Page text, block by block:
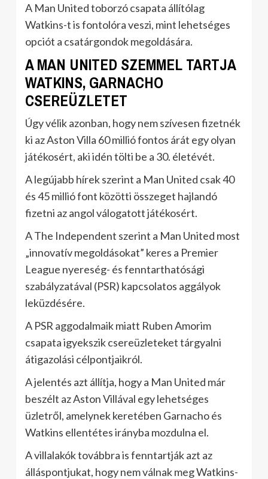
A Man United toborzó csapata állítólag
Watkins-t is fontolóra veszi, mint lehetséges
opciót a csatárgondok megoldására.
A MAN UNITED SZEMMEL TARTJA
WATKINS, GARNACHO
CSEREÜZLETET
Úgy vélik azonban, hogy nem szívesen fizetnék
ki az Aston Villa 60 millió fontos árát egy olyan
játékosért, aki idén tölti be a 30. életévét.
A legújabb hírek szerint a Man United csak 40
és 45 millió font közötti összeget hajlandó
fizetni az angol válogatott játékosért.
A The Independent szerint a Man United most
„innovatív megoldásokat” keres a Premier
League nyereség- és fenntarthatósági
szabályzatával (PSR) kapcsolatos aggályok
leküzdésére.
A PSR aggodalmaik miatt Ruben Amorim
csapata igyekszik csereüzleteket tárgyalni
átigazolási célpontjaikról.
A jelentés azt állítja, hogy a Man United már
beszélt az Aston Villával egy lehetséges
üzletről, amelynek keretében Garnacho és
Watkins ellentétes irányba mozdulna el.
A villalakók továbbra is fenntartják azt az
álláspontjukat, hogy nem válnak meg Watkins-